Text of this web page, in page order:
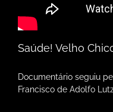
Saúde! Velho
Documentário seguiu
Francisco de Adolfo